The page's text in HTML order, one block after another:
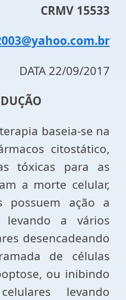
CRMV 15533
DATA 22/09/2017
baseia-se na
citostático,
tóxicas para as
a morte celular,
possuem ação a
a vários
desencadeando
de células
ou inibindo
levando